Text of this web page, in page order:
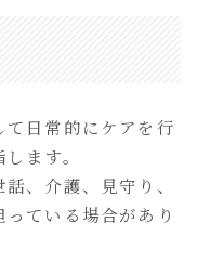
日常的にケアを行
ます。
、介護、見守り、
ている場合があり